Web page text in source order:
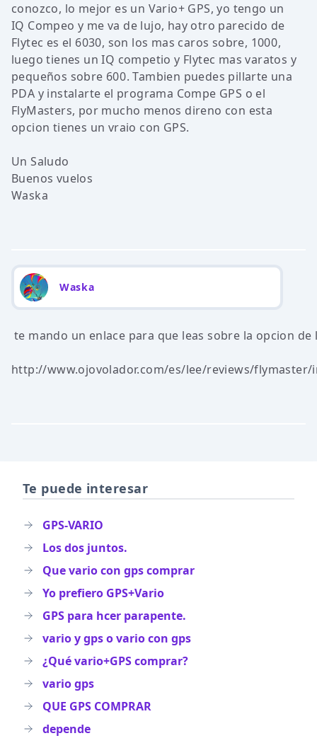
conozco, lo mejor es un Vario+ GPS, yo tengo un
IQ Compeo y me va de lujo, hay otro parecido de
Flytec es el 6030, son los mas caros sobre, 1000,
luego tienes un IQ competio y Flytec mas varatos y
pequeños sobre 600. Tambien puedes pillarte una
PDA y instalarte el programa Compe GPS o el
FlyMasters, por mucho menos direno con esta
opcion tienes un vraio con GPS.
Un Saludo
Buenos vuelos
Waska
Waska
te mando un enlace para que leas sobre la opcion de
http://www.ojovolador.com/es/lee/reviews/flymaster/
Te puede interesar
GPS-VARIO
Los dos juntos.
Que vario con gps comprar
Yo prefiero GPS+Vario
GPS para hcer parapente.
vario y gps o vario con gps
¿Qué vario+GPS comprar?
vario gps
QUE GPS COMPRAR
depende